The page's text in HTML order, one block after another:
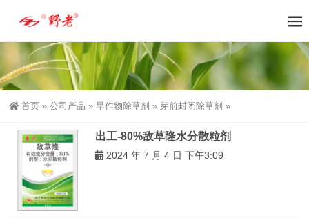
首页 » 公司产品 » 旱作物除草剂 » 芽前封闭除草剂 »
出工-80%敌草隆水分散粒剂
2024 年 7 月 4 日 下午3:09